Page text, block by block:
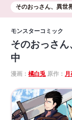
そのおっさん、異世
モンスターコミック
そのおっさ
中
漫画：橘白兎 原作： 月